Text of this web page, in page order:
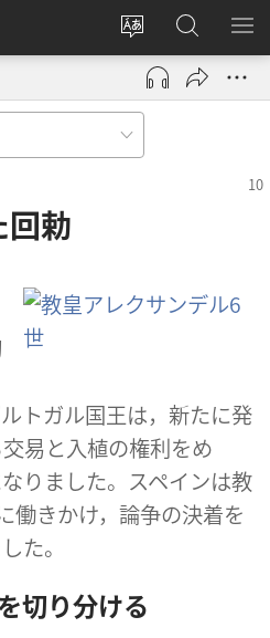
サ
イ
ト
の
言
る
ロ
グ
ン
し
開
く）
JW.ORG
の
検
メ
を
勅
トガル​国王​は，新た​に​発
易​と​入植​の​権利​を​め
り​まし​た。スペイン​は​教
働きかけ，論争​の​決着​を​
た。
切り分ける